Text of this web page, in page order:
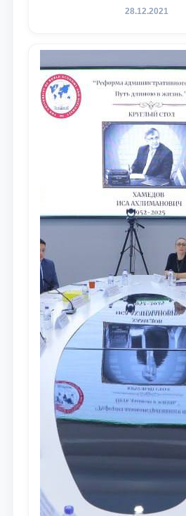
amalga oshirilayotgan
maqsadida xorijiy va
nashrlarda chop etilgan
dayjesti
28.12.2021